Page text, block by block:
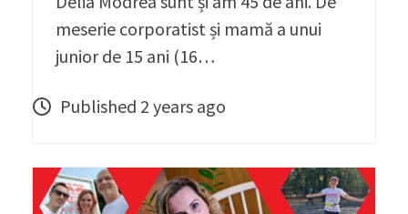
meserie corporatist și mamă a unui
junior de 15 ani (16…
Published 2 years ago